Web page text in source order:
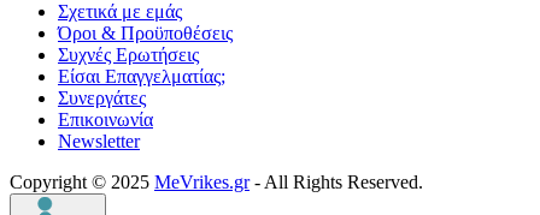
Σχετικά με εμάς
Όροι & Προϋποθέσεις
Συχνές Ερωτήσεις
Είσαι Επαγγελματίας;
Συνεργάτες
Επικοινωνία
Νewsletter
Copyright © 2025 MeVrikes.gr- All Rights Reserved.